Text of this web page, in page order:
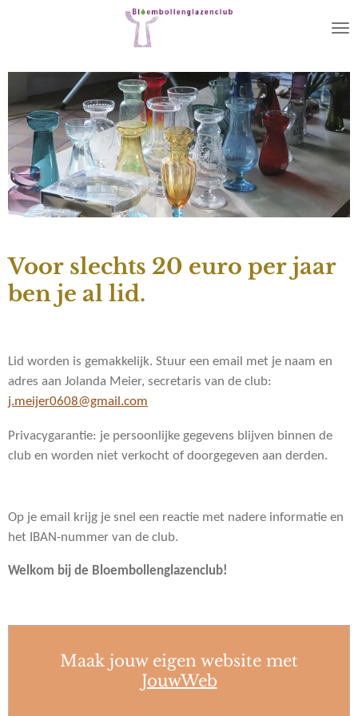
de
hoofdinhoud
Voor slechts 20 euro per jaar
ben je al lid.
Lid worden is gemakkelijk. Stuur een email met je naam en
adres aan Jolanda Meier, secretaris van de club:
j.meijer0608@gmail.com
Privacygarantie: je persoonlijke gegevens blijven binnen de
club en worden niet verkocht of doorgegeven aan derden.
Op je email krijg je snel een reactie met nadere informatie en
het IBAN-nummer van de club.
Welkom bij de Bloembollenglazenclub!
Maak jouw eigen website met
JouwWeb